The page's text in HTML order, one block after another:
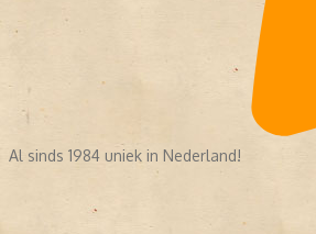
Al sinds 1984 uniek in Nederland!